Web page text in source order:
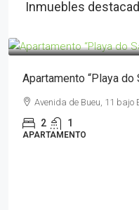
Inmuebles
Apartamento “Playa do
Avenida de Bueu, 11 bajo
2 1
APARTAMENTO